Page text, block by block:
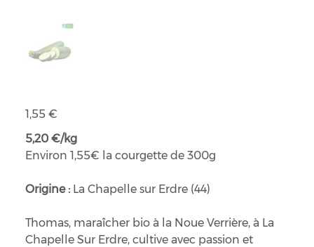
Prix
1,55 €
5,20 €/kg
Environ 1,55€ la courgette de 300g
Origine : La Chapelle sur Erdre (44)
Thomas, maraîcher bio à la Noue Verrière, à La
Chapelle Sur Erdre, cultive avec passion et